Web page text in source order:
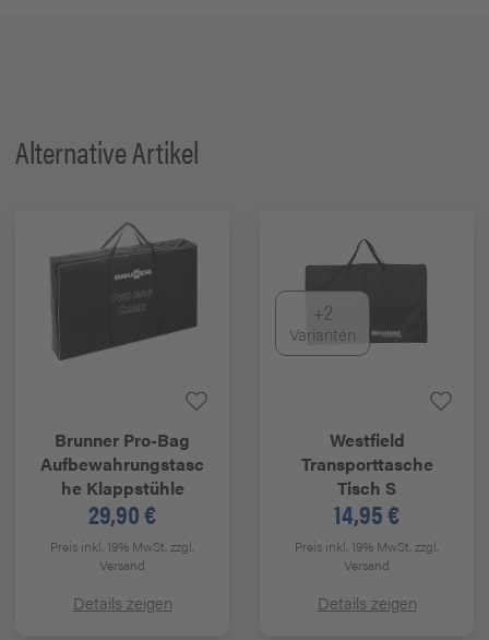
Alternative Artikel
Brunner Pro-Bag
Aufbewahrungstasc
he Klappstühle
29,90 €
Preis inkl. 19% MwSt.zzgl.
Versand
Details zeigen
+2
Varianten
Westfield
Transporttasche
Tisch S
14,95 €
Preis inkl. 19% MwSt.zzgl.
Versand
Details zeigen